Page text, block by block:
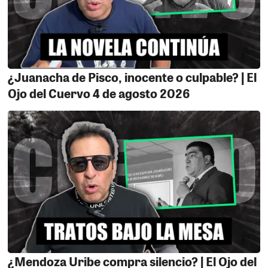
que de su enemigo imaginario. Si Cornejo fue realmente
el culpable de sus desgracias, entonces Ramos no hizo
más que probar de su propio veneno. En política, el que
siembra tormentas no puede quejarse cuando recoge
rayos. Ayayayyy.
EL CONGRESISTA.El inefable congresista Jorge
sus cosas, consciente de que la reelección es una
quimera lejana. Esta semana, según su propia cuenta,
se reunió con trabajadores del sector Salud de la región
Ica, quienes le expusieron una deuda remunerativa que
sigue sin pagarse y que convierte a Ica
vergonzosamente en la única región donde el problema
persiste. Frente a las cámaras y con el libreto bien
ensayado, Marticorena juró, una vez más, que “seguirá
luchando”, que “defenderá derechos” y que “llevará las
demandas” al Gobierno Regional y al Ministerio de
Salud. El clásico discurso de despedida del
¿Juanacha de Pisco, inocente o culpable? | El
Ojo del Cuervo 4 de agosto 2026
¿Mendoza Uribe compra silencio? | El Ojo del